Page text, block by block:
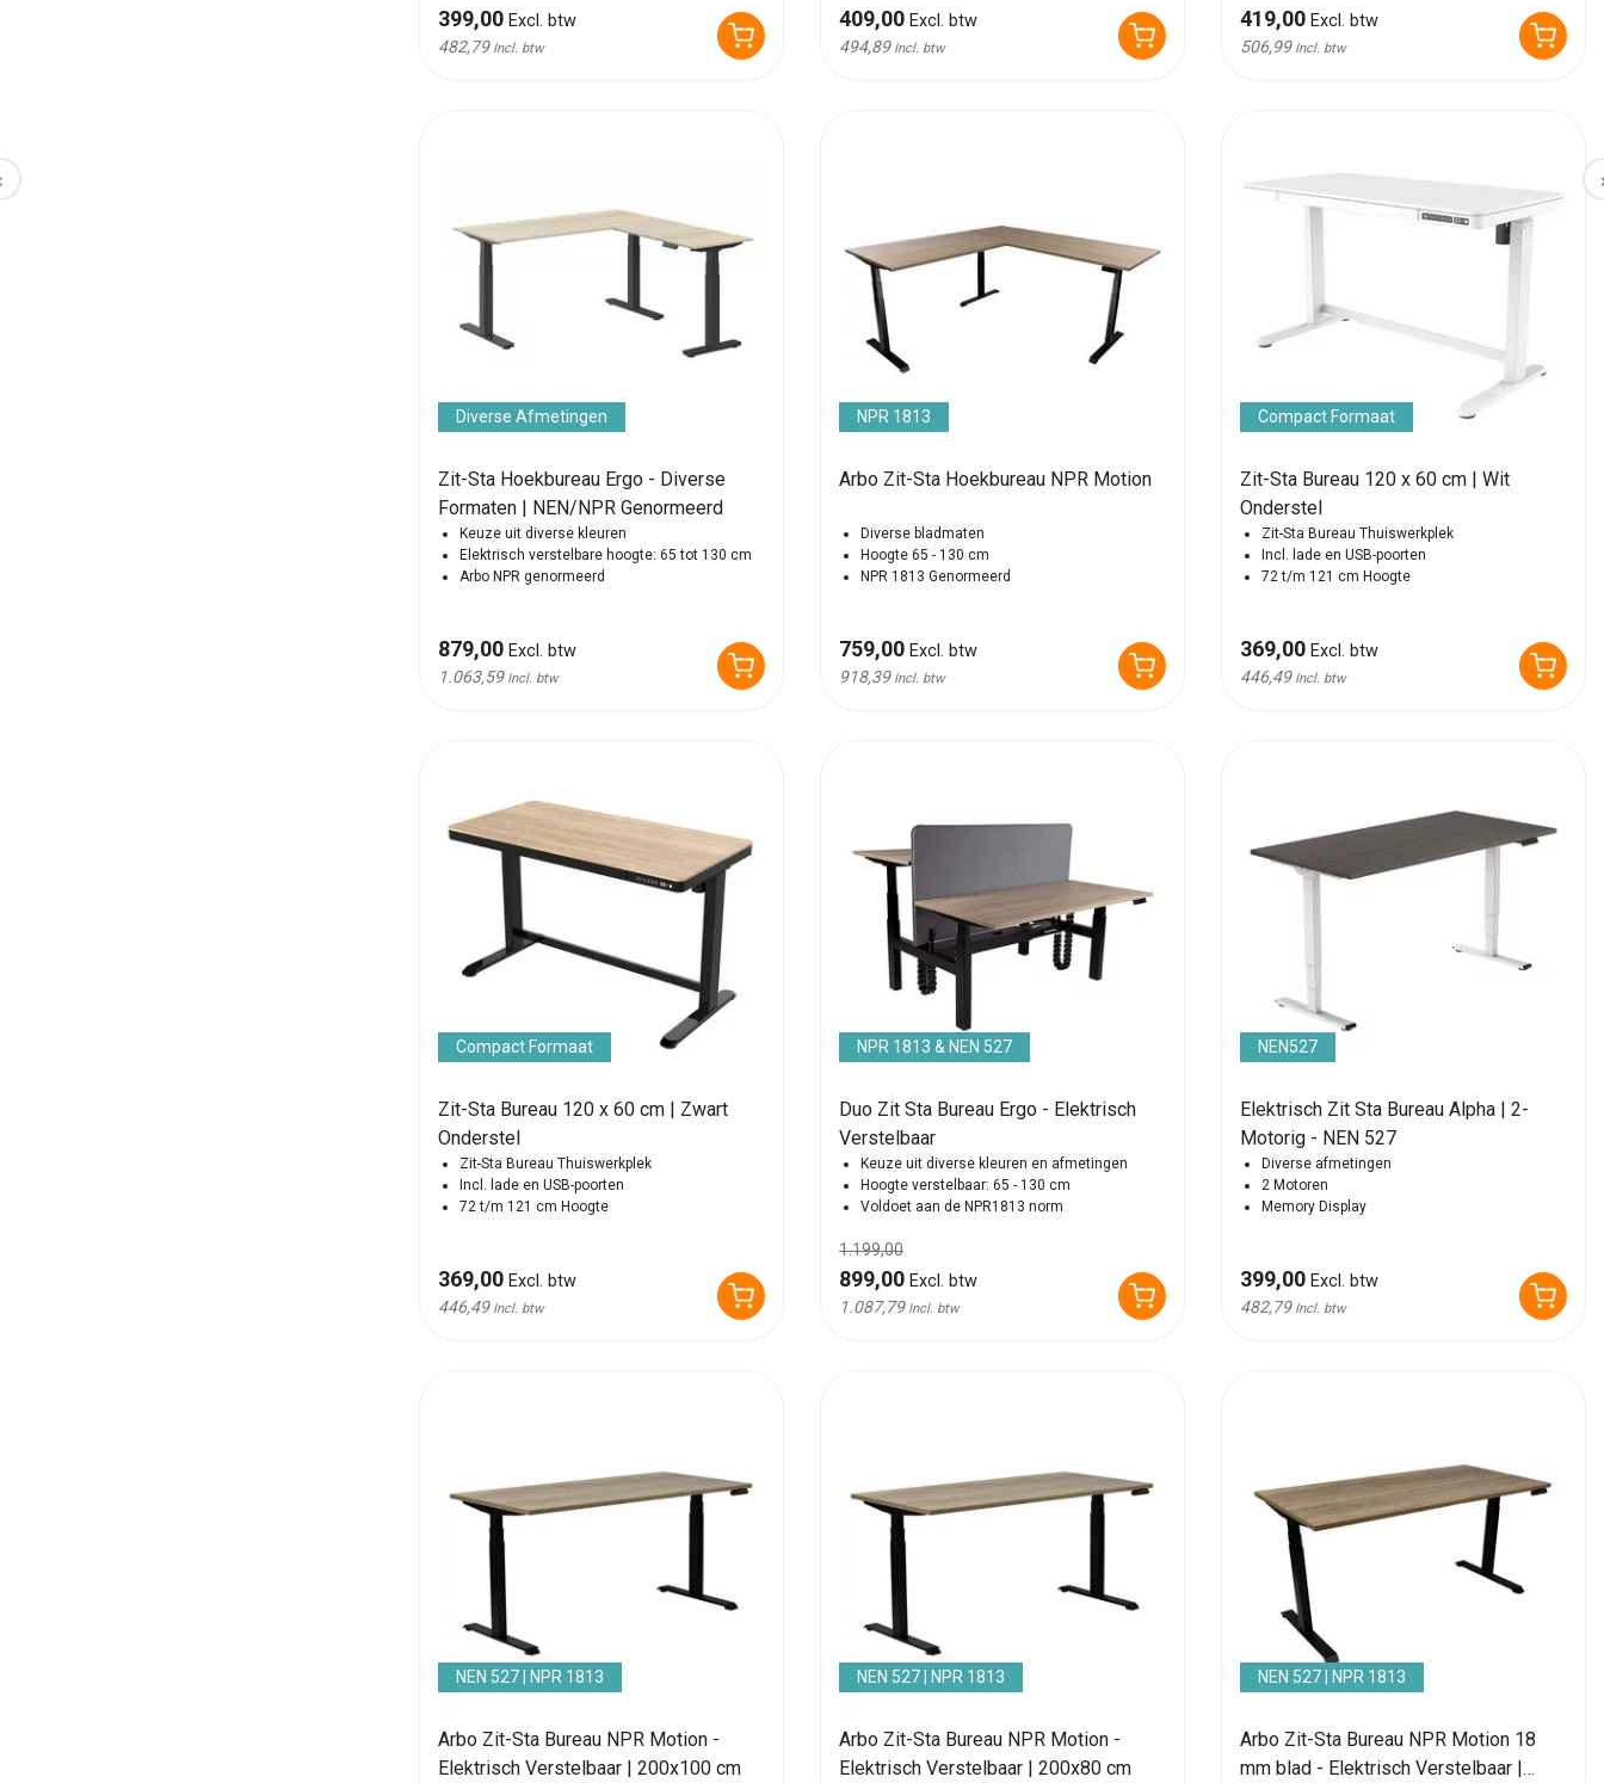
399,00 Excl. btw
482,79 Incl. btw
409,00 Excl. btw
494,89 Incl. btw
419,00 Excl. btw
506,99 Incl. btw
Diverse Afmetingen
Zit-Sta Hoekbureau Ergo - Diverse
Formaten | NEN/NPR Genormeerd
Keuze uit diverse kleuren
Elektrisch verstelbare hoogte: 65 tot 130 cm
Arbo NPR genormeerd
879,00 Excl. btw
1.063,59 Incl. btw
NPR 1813
Arbo Zit-Sta Hoekbureau NPR Motion
Diverse bladmaten
Hoogte 65 - 130 cm
NPR 1813 Genormeerd
759,00 Excl. btw
918,39 Incl. btw
Compact Formaat
Zit-Sta Bureau 120 x 60 cm | Wit
Onderstel
Zit-Sta Bureau Thuiswerkplek
Incl. lade en USB-poorten
72 t/m 121 cm Hoogte
369,00 Excl. btw
446,49 Incl. btw
Compact Formaat
Zit-Sta Bureau 120 x 60 cm | Zwart
Onderstel
Zit-Sta Bureau Thuiswerkplek
Incl. lade en USB-poorten
72 t/m 121 cm Hoogte
369,00 Excl. btw
446,49 Incl. btw
NPR 1813 & NEN 527
Duo Zit Sta Bureau Ergo - Elektrisch
Verstelbaar
Keuze uit diverse kleuren en afmetingen
Hoogte verstelbaar: 65 - 130 cm
Voldoet aan de NPR1813 norm
1.199,00
899,00 Excl. btw
1.087,79 Incl. btw
NEN527
Elektrisch Zit Sta Bureau Alpha | 2-
Motorig - NEN 527
Diverse afmetingen
2 Motoren
Memory Display
399,00 Excl. btw
482,79 Incl. btw
NEN 527 | NPR 1813
Arbo Zit-Sta Bureau NPR Motion -
Elektrisch Verstelbaar | 200x100 cm
NEN 527 | NPR 1813
Arbo Zit-Sta Bureau NPR Motion -
Elektrisch Verstelbaar | 200x80 cm
NEN 527 | NPR 1813
Arbo Zit-Sta Bureau NPR Motion 18
mm blad - Elektrisch Verstelbaar |